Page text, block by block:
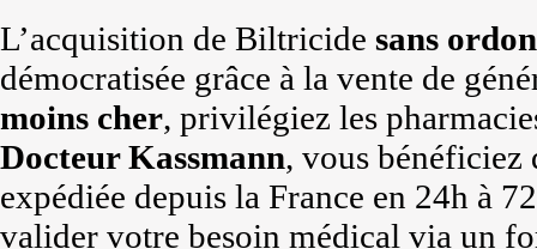
L’acquisition de Biltricide sans
démocratisée grâce à la vente de
moins cher, privilégiez les
Docteur Kassmann, vous bénéficiez
expédiée depuis la France en 24h à
valider votre besoin médical via un